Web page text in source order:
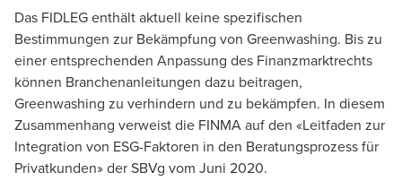
Das FIDLEG enthält aktuell keine spezifischen
Bestimmungen zur Bekämpfung von Greenwashing. Bis zu
einer entsprechenden Anpassung des Finanzmarktrechts
können Branchenanleitungen dazu beitragen,
Greenwashing zu verhindern und zu bekämpfen. In diesem
Zusammenhang verweist die FINMA auf den «Leitfaden zur
Integration von ESG-Faktoren in den Beratungsprozess für
Privatkunden» der SBVg vom Juni 2020.